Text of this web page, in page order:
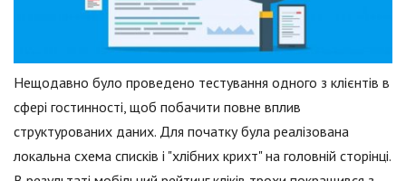
Нещодавно було проведено тестування одного з клієнтів в
сфері гостинності, щоб побачити повне вплив
структурованих даних. Для початку була реалізована
локальна схема списків і "хлібних крихт" на головній сторінці.